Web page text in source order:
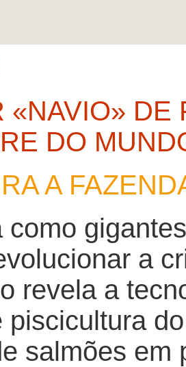
«NAVIO» DE
DO
A
como
a
revela a
piscicultura
salmões em